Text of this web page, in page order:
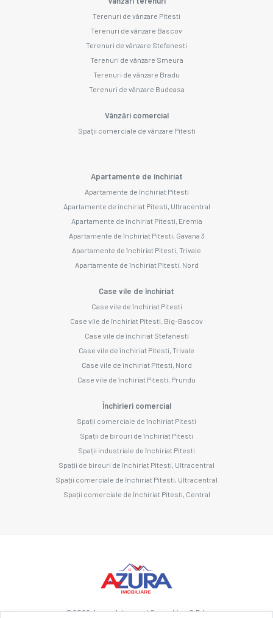
Terenuri de vânzare Pitesti
Terenuri de vânzare Bascov
Terenuri de vânzare Stefanesti
Terenuri de vânzare Smeura
Terenuri de vânzare Bradu
Terenuri de vânzare Budeasa
Vânzări comercial
Spații comerciale de vânzare Pitesti
Apartamente de închiriat
Apartamente de închiriat Pitesti
Apartamente de închiriat Pitesti, Ultracentral
Apartamente de închiriat Pitesti, Eremia
Apartamente de închiriat Pitesti, Gavana 3
Apartamente de închiriat Pitesti, Trivale
Apartamente de închiriat Pitesti, Nord
Case vile de închiriat
Case vile de închiriat Pitesti
Case vile de închiriat Pitesti, Big-Bascov
Case vile de închiriat Stefanesti
Case vile de închiriat Pitesti, Trivale
Case vile de închiriat Pitesti, Nord
Case vile de închiriat Pitesti, Prundu
Închirieri comercial
Spații comerciale de închiriat Pitesti
Spații de birouri de închiriat Pitesti
Spații industriale de închiriat Pitesti
Spații de birouri de închiriat Pitesti, Ultracentral
Spații comerciale de închiriat Pitesti, Ultracentral
Spații comerciale de închiriat Pitesti, Central
©2026Azura Advanced Consulting S.R.L.